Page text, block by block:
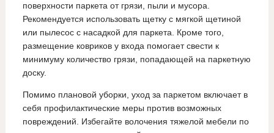
поверхности паркета от грязи, пыли и мусора.
Рекомендуется использовать щетку с мягкой щетиной
или пылесос с насадкой для паркета. Кроме того,
размещение ковриков у входа помогает свести к
минимуму количество грязи, попадающей на паркетную
доску.
Помимо плановой уборки, уход за паркетом включает в
себя профилактические меры против возможных
повреждений. Избегайте волочения тяжелой мебели по